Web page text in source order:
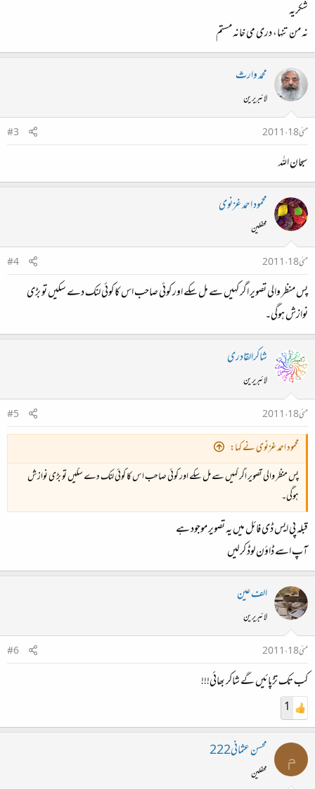
شکریہ
نہ من تنہا، دری می خانہ مستم
محمد وارث
لائبریرین
مئی 18، 2011
#3
سبحان اللہ
محمود احمد غزنوی
محفلین
مئی 18، 2011
#4
پس منظر والی تصویر اگر کہیں سے مل سکے اور کوئی صاحب اس کا کوئی لنک دے سکیں تو بڑی
نوازش ہوگی۔
شاکرالقادری
لائبریرین
مئی 18، 2011
#5
محمود احمد غزنوی نے کہا:
پس منظر والی تصویر اگر کہیں سے مل سکے اور کوئی صاحب اس کا کوئی لنک دے سکیں تو بڑی نوازش
ہوگی۔
قبلہ پی ایس ڈی فائل میں یہ تصویر موجود ہے
آپ اسے ڈاؤن لوڈ کرلیں
الف عین
لائبریرین
مئی 18، 2011
#6
کب تک تڑپائیں گے شاکر بھائی!!!
1
م محسن عثمانی222
محفلین